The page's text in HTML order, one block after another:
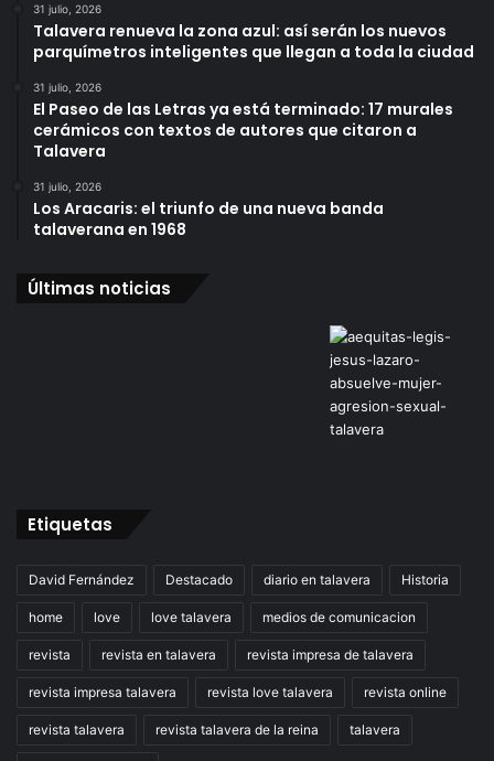
31 julio, 2026
Talavera renueva la zona azul: así serán los nuevos
parquímetros inteligentes que llegan a toda la ciudad
31 julio, 2026
El Paseo de las Letras ya está terminado: 17 murales
cerámicos con textos de autores que citaron a
Talavera
31 julio, 2026
Los Aracaris: el triunfo de una nueva banda
talaverana en 1968
Últimas noticias
Etiquetas
David Fernández Destacado diario en talavera Historia
home love love talavera medios de comunicacion
revista revista en talavera revista impresa de talavera
revista impresa talavera revista love talavera revista online
revista talavera revista talavera de la reina talavera